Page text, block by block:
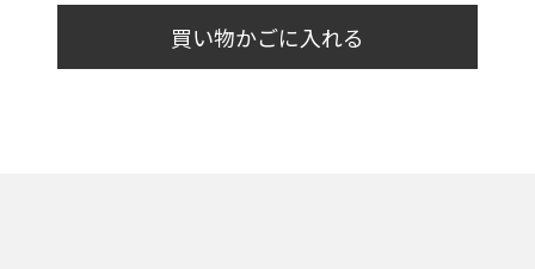
買い物かごに入れる